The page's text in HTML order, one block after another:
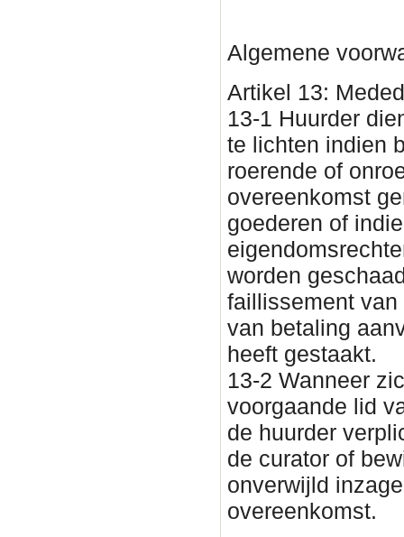
Algemene
Artikel 13:
13-1 Huurder
te lichten indien
roerende of
overeenkomst
goederen of
worden
faillissement van
van betaling
heeft gestaakt.
13-2 Wanneer
voorgaande lid
de huurder
de curator of
onverwijld
overeenkomst.